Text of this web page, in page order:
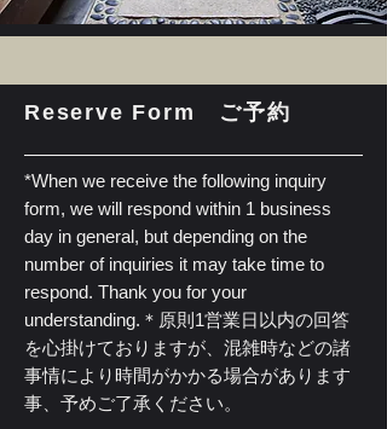
Reserve Form ご予約
*When we receive the following inquiry
form, we will respond within 1 business
day in general, but depending on the
number of inquiries it may take time to
respond. Thank you for your
understanding. ＊原則1営業日以内の回答
を心掛けておりますが、混雑時などの諸
事情により時間がかかる場合があります
事、予めご了承ください。